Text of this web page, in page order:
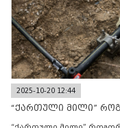
2025-10-20 12:44
“ქართული მილი”